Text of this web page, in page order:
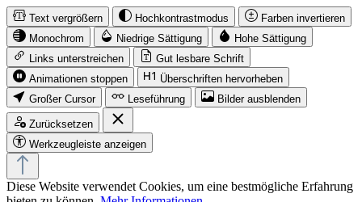
Text vergrößern Hochkontrastmodus
Farben invertieren
Monochrom
Niedrige Sättigung
Hohe Sättigung
Links unterstreichen
Gut lesbare Schrift
Animationen stoppen
Überschriften hervorheben
Großer Cursor
Leseführung Bilder ausblenden
Zurücksetzen
Werkzeugleiste anzeigen
Diese Website verwendet Cookies, um eine bestmögliche Erfahrung